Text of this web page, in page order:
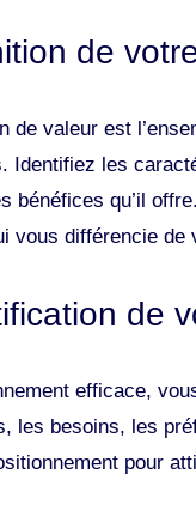
de
de valeur est
Identifiez les
bénéfices qu’il
vous différencie de
de
efficace,
les besoins, les
pour